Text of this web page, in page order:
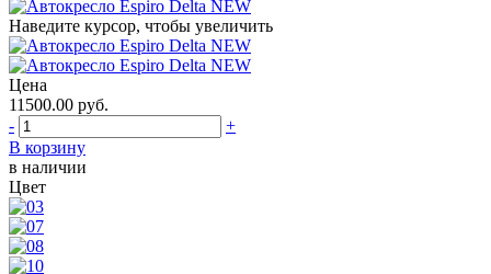
Наведите курсор, чтобы увеличить
Цена
11500.00 руб.
-
+
В корзину
в наличии
Цвет